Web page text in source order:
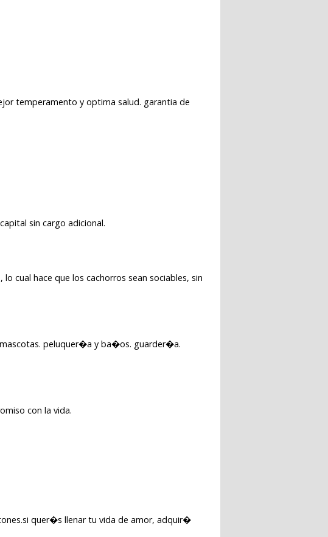
temperamento y optima salud. garantia de
sin cargo adicional.
cual hace que los cachorros sean sociables, sin
peluquer�a y ba�os. guarder�a.
con la vida.
quer�s llenar tu vida de amor, adquir�